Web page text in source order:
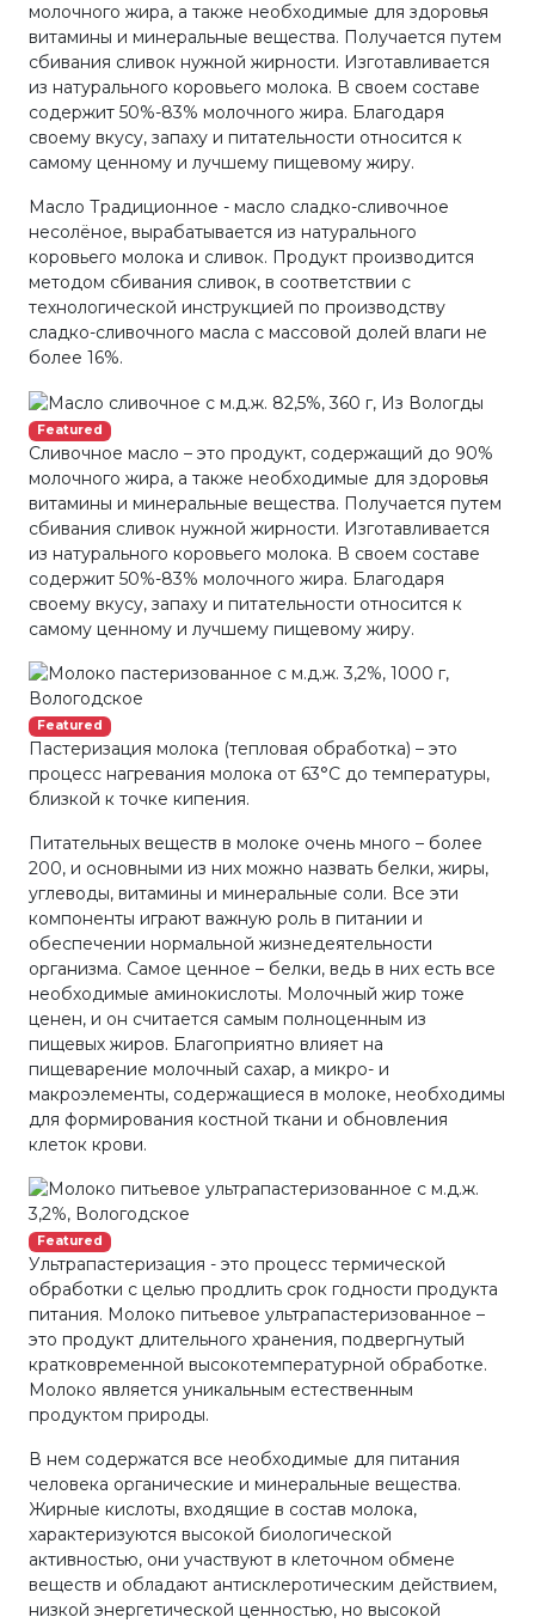
молочного жира, а также необходимые для здоровья
витамины и минеральные вещества. Получается путем
сбивания сливок нужной жирности. Изготавливается
из натурального коровьего молока. В своем составе
содержит 50%-83% молочного жира. Благодаря
своему вкусу, запаху и питательности относится к
самому ценному и лучшему пищевому жиру.
Масло Традиционное - масло сладко-сливочное
несолёное, вырабатывается из натурального
коровьего молока и сливок. Продукт производится
методом сбивания сливок, в соответствии с
технологической инструкцией по производству
сладко-сливочного масла с массовой долей влаги не
более 16%.
Featured
Сливочное масло – это продукт, содержащий до 90%
молочного жира, а также необходимые для здоровья
витамины и минеральные вещества. Получается путем
сбивания сливок нужной жирности. Изготавливается
из натурального коровьего молока. В своем составе
содержит 50%-83% молочного жира. Благодаря
своему вкусу, запаху и питательности относится к
самому ценному и лучшему пищевому жиру.
Featured
Пастеризация молока (тепловая обработка) – это
процесс нагревания молока от 63°С до температуры,
близкой к точке кипения.
Питательных веществ в молоке очень много – более
200, и основными из них можно назвать белки, жиры,
углеводы, витамины и минеральные соли. Все эти
компоненты играют важную роль в питании и
обеспечении нормальной жизнедеятельности
организма. Самое ценное – белки, ведь в них есть все
необходимые аминокислоты. Молочный жир тоже
ценен, и он считается самым полноценным из
пищевых жиров. Благоприятно влияет на
пищеварение молочный сахар, а микро- и
макроэлементы, содержащиеся в молоке, необходимы
для формирования костной ткани и обновления
клеток крови.
Featured
Ультрапастеризация - это процесс термической
обработки с целью продлить срок годности продукта
питания. Молоко питьевое ультрапастеризованное –
это продукт длительного хранения, подвергнутый
кратковременной высокотемпературной обработке.
Молоко является уникальным естественным
продуктом природы.
В нем содержатся все необходимые для питания
человека органические и минеральные вещества.
Жирные кислоты, входящие в состав молока,
характеризуются высокой биологической
активностью, они участвуют в клеточном обмене
веществ и обладают антисклеротическим действием,
низкой энергетической ценностью, но высокой